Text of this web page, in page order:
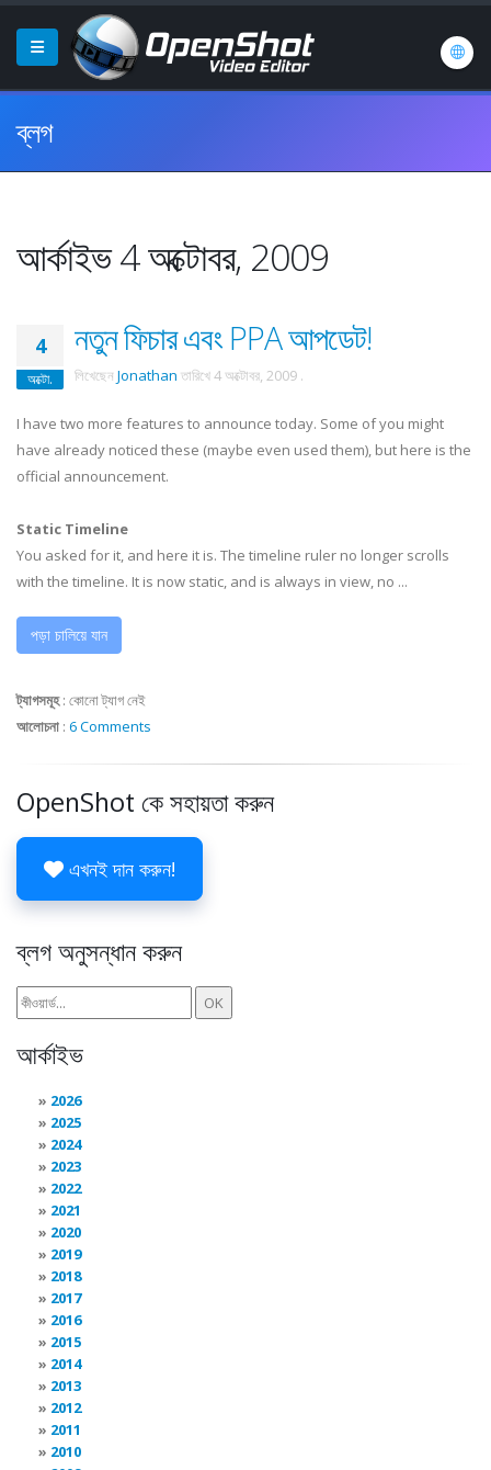
ব্লগ
আর্কাইভ 4 অক্টোবর, 2009
4
অক্টো.
নতুন ফিচার এবং PPA আপডেট!
লিখেছেন Jonathan তারিখে4 অক্টোবর, 2009 .
I have two more features to announce today. Some of you might
have already noticed these (maybe even used them), but here is the
official announcement.
Static Timeline
You asked for it, and here it is. The timeline ruler no longer scrolls
with the timeline. It is now static, and is always in view, no ...
পড়া চালিয়ে যান
ট্যাগসমূহ: কোনো ট্যাগ নেই
আলোচনা : 6 Comments
OpenShot কে সহায়তা করুন
এখনই দান করুন!
ব্লগ অনুসন্ধান করুন
আর্কাইভ
2026
2025
2024
2023
2022
2021
2020
2019
2018
2017
2016
2015
2014
2013
2012
2011
2010